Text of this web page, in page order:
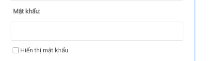
Mật khẩu:
Hiển thị mật khẩu